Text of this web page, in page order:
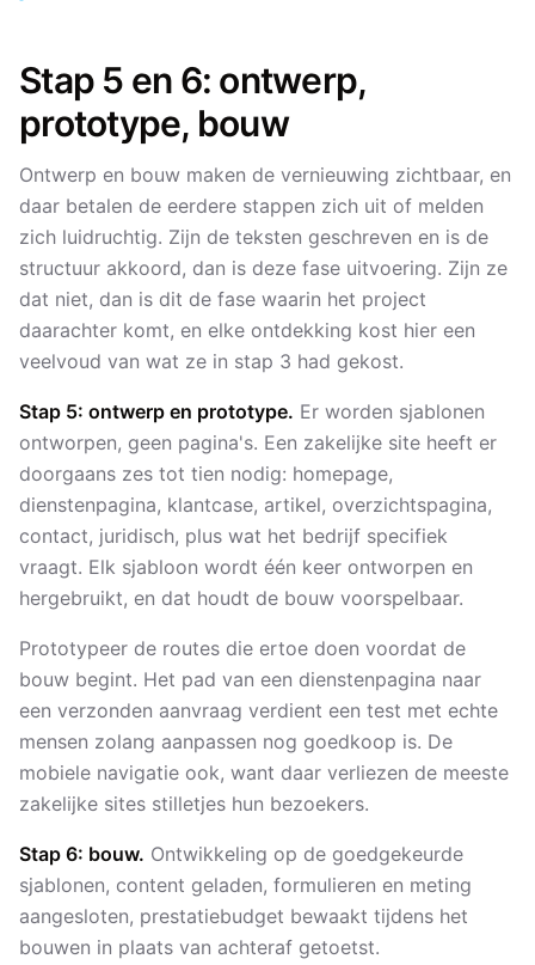
Stap 5 en 6: ontwerp,
prototype, bouw
Ontwerp en bouw maken de vernieuwing zichtbaar, en
daar betalen de eerdere stappen zich uit of melden
zich luidruchtig. Zijn de teksten geschreven en is de
structuur akkoord, dan is deze fase uitvoering. Zijn ze
dat niet, dan is dit de fase waarin het project
daarachter komt, en elke ontdekking kost hier een
veelvoud van wat ze in stap 3 had gekost.
Stap 5: ontwerp en prototype. Er worden sjablonen
ontworpen, geen pagina's. Een zakelijke site heeft er
doorgaans zes tot tien nodig: homepage,
dienstenpagina, klantcase, artikel, overzichtspagina,
contact, juridisch, plus wat het bedrijf specifiek
vraagt. Elk sjabloon wordt één keer ontworpen en
hergebruikt, en dat houdt de bouw voorspelbaar.
Prototypeer de routes die ertoe doen voordat de
bouw begint. Het pad van een dienstenpagina naar
een verzonden aanvraag verdient een test met echte
mensen zolang aanpassen nog goedkoop is. De
mobiele navigatie ook, want daar verliezen de meeste
zakelijke sites stilletjes hun bezoekers.
Stap 6: bouw. Ontwikkeling op de goedgekeurde
sjablonen, content geladen, formulieren en meting
aangesloten, prestatiebudget bewaakt tijdens het
bouwen in plaats van achteraf getoetst.